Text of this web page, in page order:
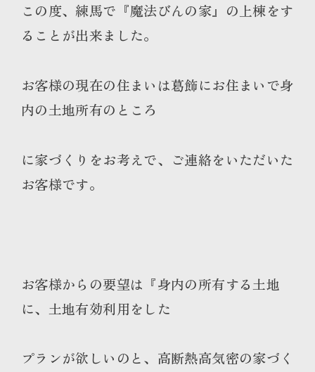
この度、練馬で『魔法びんの家』の上棟をす
ることが出来ました。
お客様の現在の住まいは葛飾にお住まいで身
内の土地所有のところ
に家づくりをお考えで、ご連絡をいただいた
お客様です。
お客様からの要望は『身内の所有する土地
に、土地有効利用をした
プランが欲しいのと、高断熱高気密の家づく